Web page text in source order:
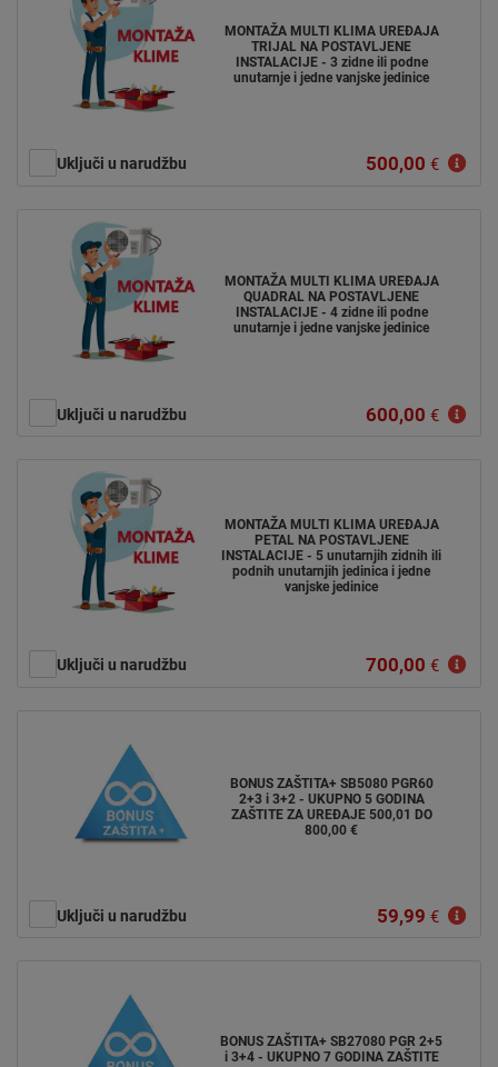
MONTAŽA MULTI KLIMA UREĐAJA
TRIJAL NA POSTAVLJENE
INSTALACIJE - 3 zidne ili podne
unutarnje i jedne vanjske jedinice
Uključi u narudžbu 500,00 €
MONTAŽA MULTI KLIMA UREĐAJA
QUADRAL NA POSTAVLJENE
INSTALACIJE - 4 zidne ili podne
unutarnje i jedne vanjske jedinice
Uključi u narudžbu 600,00 €
MONTAŽA MULTI KLIMA UREĐAJA
PETAL NA POSTAVLJENE
INSTALACIJE - 5 unutarnjih zidnih ili
podnih unutarnjih jedinica i jedne
vanjske jedinice
Uključi u narudžbu 700,00 €
BONUS ZAŠTITA+ SB5080 PGR60
2+3 i 3+2 - UKUPNO 5 GODINA
ZAŠTITE ZA UREĐAJE 500,01 DO
800,00 €
Uključi u narudžbu 59,99 €
BONUS ZAŠTITA+ SB27080 PGR 2+5
i 3+4 - UKUPNO 7 GODINA ZAŠTITE